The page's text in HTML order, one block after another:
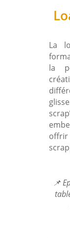
La
la
📌